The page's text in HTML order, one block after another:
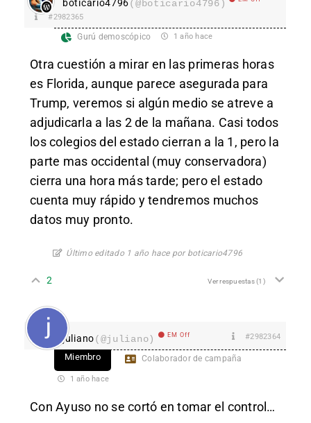
boticario4796(@boticario4796)
#2982365
Gurú demoscópico 1 año hace
Otra cuestión a mirar en las primeras horas
es Florida, aunque parece asegurada para
Trump, veremos si algún medio se atreve a
adjudicarla a las 2 de la mañana. Casi todos
los colegios del estado cierran a la 1, pero la
parte mas occidental (muy conservadora)
cierra una hora más tarde; pero el estado
cuenta muy rápido y tendremos muchos
datos muy pronto.
Último editado 1 año hace por boticario4796
2 Ver respuestas(1)
juliano(@juliano) EM Off #2982364
Miembro Colaborador de campaña
1 año hace
Con Ayuso no se cortó en tomar el control…